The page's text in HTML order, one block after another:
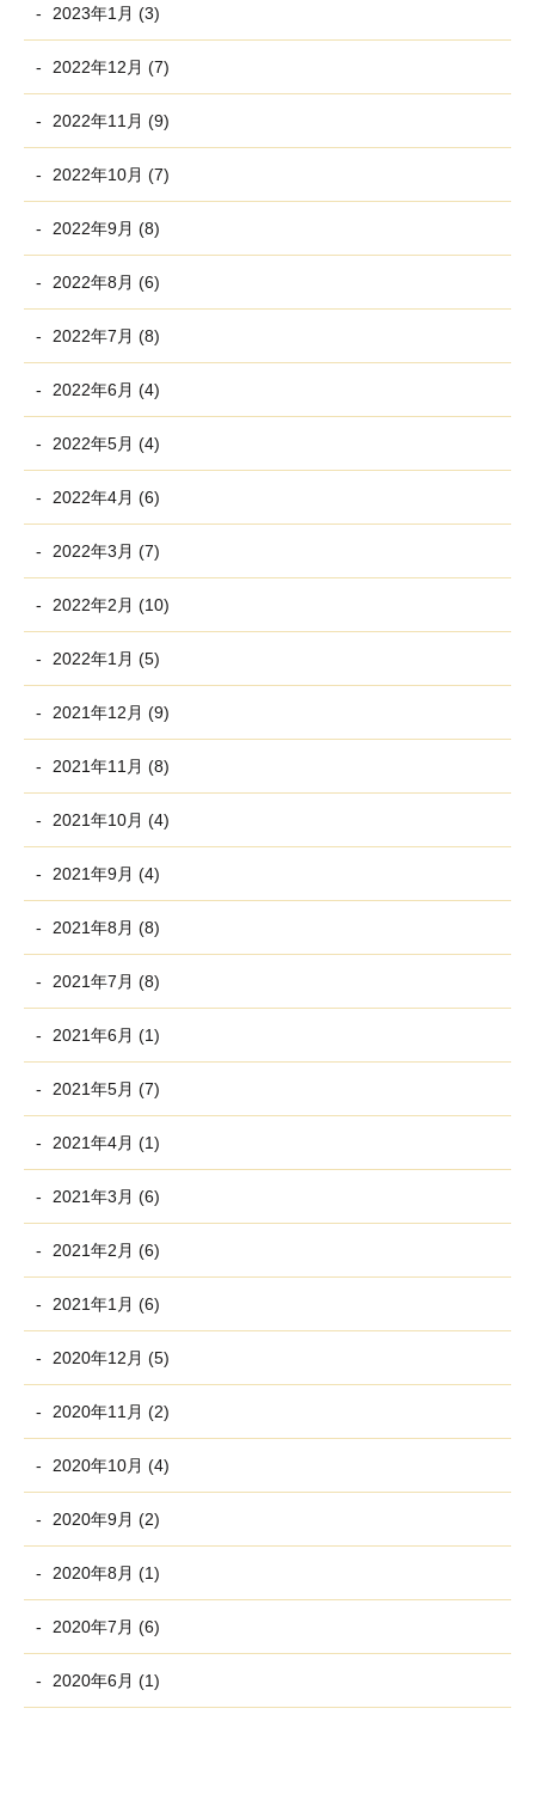
2023年1月 (3)
2022年12月 (7)
2022年11月 (9)
2022年10月 (7)
2022年9月 (8)
2022年8月 (6)
2022年7月 (8)
2022年6月 (4)
2022年5月 (4)
2022年4月 (6)
2022年3月 (7)
2022年2月 (10)
2022年1月 (5)
2021年12月 (9)
2021年11月 (8)
2021年10月 (4)
2021年9月 (4)
2021年8月 (8)
2021年7月 (8)
2021年6月 (1)
2021年5月 (7)
2021年4月 (1)
2021年3月 (6)
2021年2月 (6)
2021年1月 (6)
2020年12月 (5)
2020年11月 (2)
2020年10月 (4)
2020年9月 (2)
2020年8月 (1)
2020年7月 (6)
2020年6月 (1)